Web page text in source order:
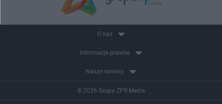
O nas
Informacje prawne
Nasze serwisy
© 2026 Grupa ZPR Media